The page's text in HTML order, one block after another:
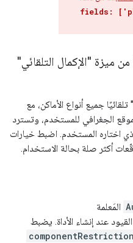
fields:
ميزة "الإكمال التلقائي"
جميع أنواع الأماكن، مع
الجغرافي للمستخدم، وتسترد
اختاره المستخدم. اضبط خيارات
المَعلمة
عند إنشاء الأداة. يضبط